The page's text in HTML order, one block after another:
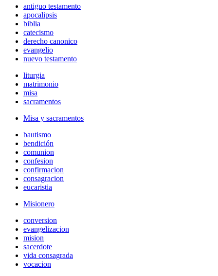
antiguo testamento
apocalipsis
biblia
catecismo
derecho canonico
evangelio
nuevo testamento
liturgia
matrimonio
misa
sacramentos
Misa y sacramentos
bautismo
bendición
comunion
confesion
confirmacion
consagracion
eucaristia
Misionero
conversion
evangelizacion
mision
sacerdote
vida consagrada
vocacion